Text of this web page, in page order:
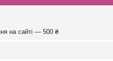
на сайті — 500 ₴